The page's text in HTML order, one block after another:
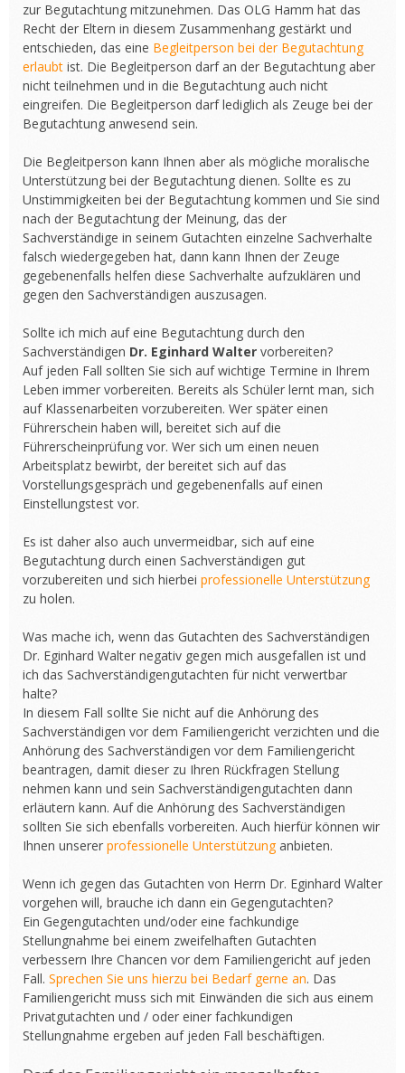
zur Begutachtung mitzunehmen. Das OLG Hamm hat das
Recht der Eltern in diesem Zusammenhang gestärkt und
entschieden, das eine Begleitperson bei der Begutachtung
erlaubt ist. Die Begleitperson darf an der Begutachtung aber
nicht teilnehmen und in die Begutachtung auch nicht
eingreifen. Die Begleitperson darf lediglich als Zeuge bei der
Begutachtung anwesend sein.
Die Begleitperson kann Ihnen aber als mögliche moralische
Unterstützung bei der Begutachtung dienen. Sollte es zu
Unstimmigkeiten bei der Begutachtung kommen und Sie sind
nach der Begutachtung der Meinung, das der
Sachverständige in seinem Gutachten einzelne Sachverhalte
falsch wiedergegeben hat, dann kann Ihnen der Zeuge
gegebenenfalls helfen diese Sachverhalte aufzuklären und
gegen den Sachverständigen auszusagen.
Sollte ich mich auf eine Begutachtung durch den
Sachverständigen Dr. Eginhard Walter vorbereiten?
Auf jeden Fall sollten Sie sich auf wichtige Termine in Ihrem
Leben immer vorbereiten. Bereits als Schüler lernt man, sich
auf Klassenarbeiten vorzubereiten. Wer später einen
Führerschein haben will, bereitet sich auf die
Führerscheinprüfung vor. Wer sich um einen neuen
Arbeitsplatz bewirbt, der bereitet sich auf das
Vorstellungsgespräch und gegebenenfalls auf einen
Einstellungstest vor.
Es ist daher also auch unvermeidbar, sich auf eine
Begutachtung durch einen Sachverständigen gut
vorzubereiten und sich hierbei professionelle Unterstützung
zu holen.
Was mache ich, wenn das Gutachten des Sachverständigen
Dr. Eginhard Walter negativ gegen mich ausgefallen ist und
ich das Sachverständigengutachten für nicht verwertbar
halte?
In diesem Fall sollte Sie nicht auf die Anhörung des
Sachverständigen vor dem Familiengericht verzichten und die
Anhörung des Sachverständigen vor dem Familiengericht
beantragen, damit dieser zu Ihren Rückfragen Stellung
nehmen kann und sein Sachverständigengutachten dann
erläutern kann. Auf die Anhörung des Sachverständigen
sollten Sie sich ebenfalls vorbereiten. Auch hierfür können wir
Ihnen unserer professionelle Unterstützunganbieten.
Wenn ich gegen das Gutachten von Herrn Dr. Eginhard Walter
vorgehen will, brauche ich dann ein Gegengutachten?
Ein Gegengutachten und/oder eine fachkundige
Stellungnahme bei einem zweifelhaften Gutachten
verbessern Ihre Chancen vor dem Familiengericht auf jeden
Fall. Sprechen Sie uns hierzu bei Bedarf gerne an. Das
Familiengericht muss sich mit Einwänden die sich aus einem
Privatgutachten und / oder einer fachkundigen
Stellungnahme ergeben auf jeden Fall beschäftigen.